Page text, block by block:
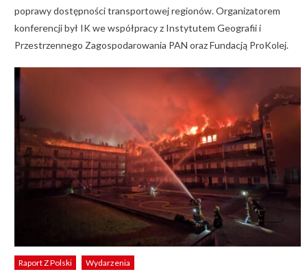
poprawy dostępności transportowej regionów. Organizatorem
konferencji był IK we współpracy z Instytutem Geografii i
Przestrzennego Zagospodarowania PAN oraz Fundacją ProKolej.
Raport Z Polski Wydarzenia